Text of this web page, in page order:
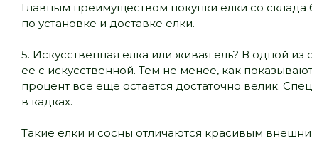
Главным преимуществом покупки елки со склада
по установке и доставке елки.
5. Искусственная елка или живая ель? В одной
ее с искусственной. Тем не менее, как
процент все еще остается достаточно велик.
в кадках.
Такие елки и сосны отличаются красивым